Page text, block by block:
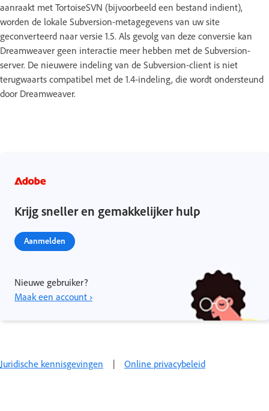
aanraakt met TortoiseSVN (bijvoorbeeld een bestand indient),
worden de lokale Subversion-metagegevens van uw site
geconverteerd naar versie 1.5. Als gevolg van deze conversie kan
Dreamweaver geen interactie meer hebben met de Subversion-
server. De nieuwere indeling van de Subversion-client is niet
terugwaarts compatibel met de 1.4-indeling, die wordt ondersteund
door Dreamweaver.
Krijg sneller en gemakkelijker hulp
Aanmelden
Nieuwe gebruiker?
Maak een account ›
Juridische kennisgevingen | Online privacybeleid